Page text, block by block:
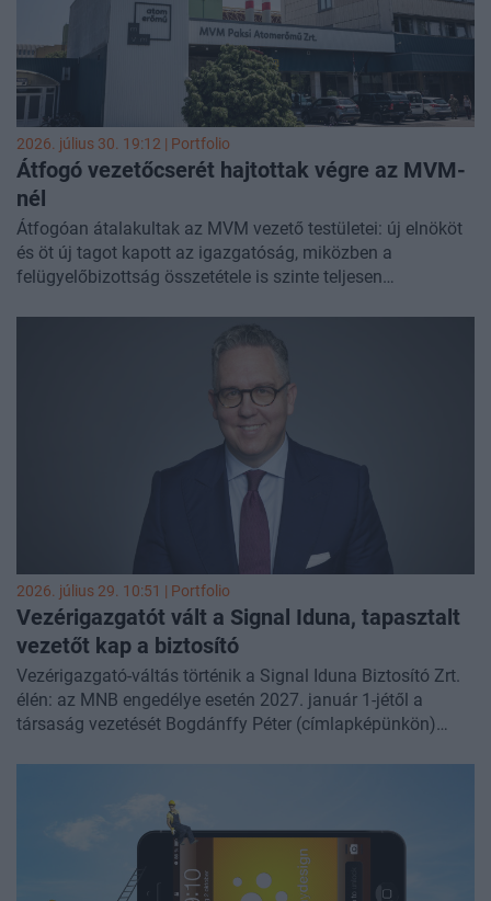
2026. július 30. 19:12 | Portfolio
Átfogó vezetőcserét hajtottak végre az MVM-
nél
Átfogóan átalakultak az MVM vezető testületei: új elnököt
és öt új tagot kapott az igazgatóság, miközben a
felügyelőbizottság összetétele is szinte teljesen
vezetője is közvetlen szerepet kapott.
2026. július 29. 10:51 | Portfolio
Vezérigazgatót vált a Signal Iduna, tapasztalt
vezetőt kap a biztosító
Vezérigazgató-váltás történik a Signal Iduna Biztosító Zrt.
élén: az MNB engedélye esetén 2027. január 1-jétől a
társaság vezetését Bogdánffy Péter (címlapképünkön)